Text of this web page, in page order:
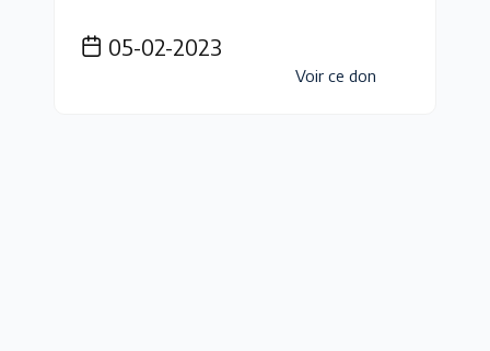
05-02-2023
Voir ce don